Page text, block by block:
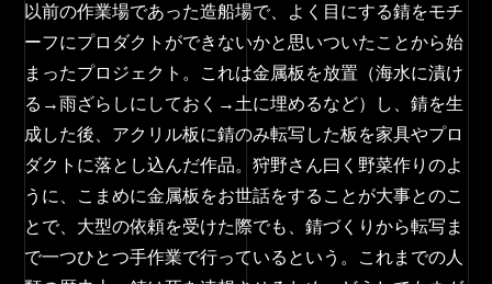
以前の作業場であった造船場で、よく目にする錆をモチ
ーフにプロダクトができないかと思いついたことから始
まったプロジェクト。これは金属板を放置（海水に漬け
る→雨ざらしにしておく→土に埋めるなど）し、錆を生
成した後、アクリル板に錆のみ転写した板を家具やプロ
ダクトに落とし込んだ作品。狩野さん曰く野菜作りのよ
うに、こまめに金属板をお世話をすることが大事とのこ
とで、大型の依頼を受けた際でも、錆づくりから転写ま
で一つひとつ手作業で行っているという。これまでの人